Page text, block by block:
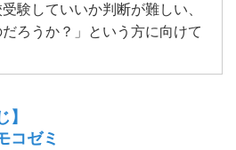
験していいか判断が難しい、
ろうか？」という方に向けて
】
コゼミ